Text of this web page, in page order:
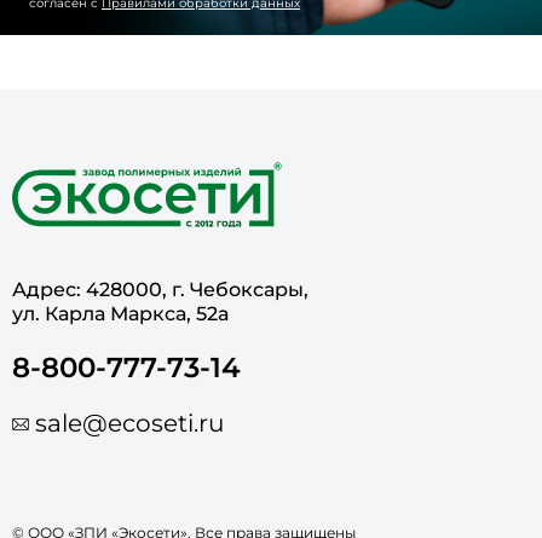
Адрес: 428000, г. Чебоксары,
ул. Карла Маркса, 52а
8-800-777-73-14
sale@ecoseti.ru
© ООО «ЗПИ «Экосети». Все права защищены